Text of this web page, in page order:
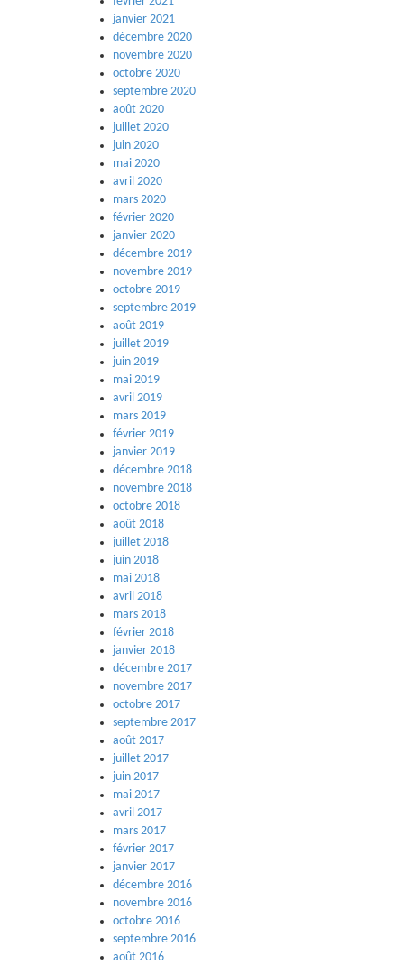
janvier 2021
décembre 2020
novembre 2020
octobre 2020
septembre 2020
août 2020
juillet 2020
juin 2020
mai 2020
avril 2020
mars 2020
février 2020
janvier 2020
décembre 2019
novembre 2019
octobre 2019
septembre 2019
août 2019
juillet 2019
juin 2019
mai 2019
avril 2019
mars 2019
février 2019
janvier 2019
décembre 2018
novembre 2018
octobre 2018
août 2018
juillet 2018
juin 2018
mai 2018
avril 2018
mars 2018
février 2018
janvier 2018
décembre 2017
novembre 2017
octobre 2017
septembre 2017
août 2017
juillet 2017
juin 2017
mai 2017
avril 2017
mars 2017
février 2017
janvier 2017
décembre 2016
novembre 2016
octobre 2016
septembre 2016
août 2016